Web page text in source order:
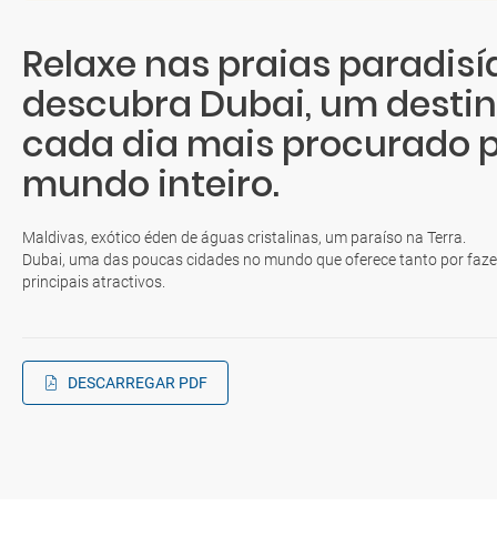
Relaxe nas praias
descubra Dubai, um
cada dia mais procurado
mundo inteiro.
Maldivas, exótico éden de águas cristalinas, um paraíso na Terra.
Dubai, uma das poucas cidades no mundo que oferece tanto por
principais atractivos.
DESCARREGAR PDF